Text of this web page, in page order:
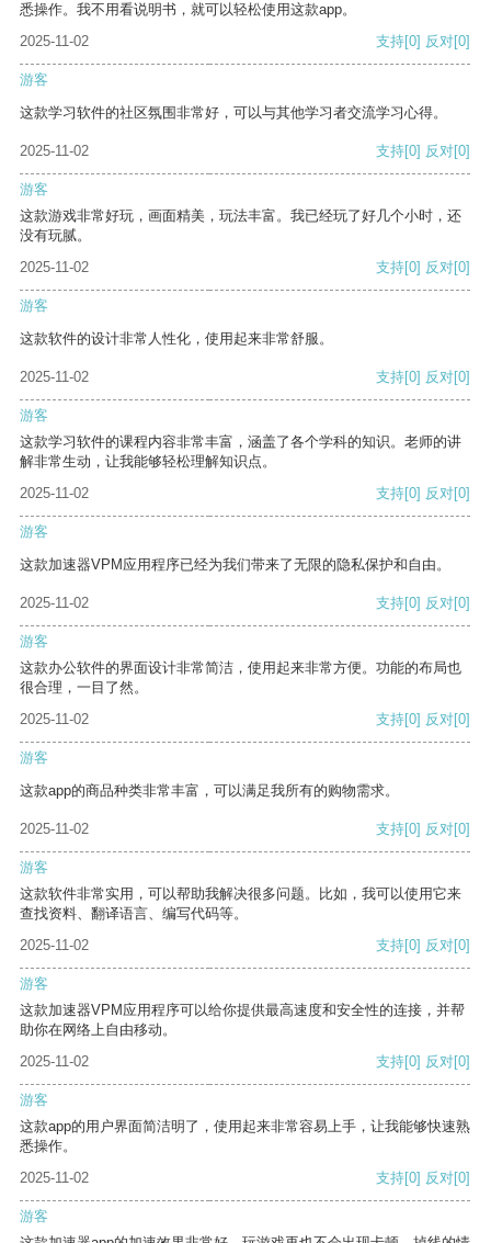
悉操作。我不用看说明书，就可以轻松使用这款app。
2025-11-02
支持[0] 反对[0]
游客
这款学习软件的社区氛围非常好，可以与其他学习者交流学习心得。
2025-11-02 支持[0] 反对[0]
游客
这款游戏非常好玩，画面精美，玩法丰富。我已经玩了好几个小时，还
没有玩腻。
2025-11-02
支持[0] 反对[0]
游客
这款软件的设计非常人性化，使用起来非常舒服。
2025-11-02 支持[0] 反对[0]
游客
这款学习软件的课程内容非常丰富，涵盖了各个学科的知识。老师的讲
解非常生动，让我能够轻松理解知识点。
2025-11-02
支持[0] 反对[0]
游客
这款加速器VPM应用程序已经为我们带来了无限的隐私保护和自由。
2025-11-02 支持[0] 反对[0]
游客
这款办公软件的界面设计非常简洁，使用起来非常方便。功能的布局也
很合理，一目了然。
2025-11-02
支持[0] 反对[0]
游客
这款app的商品种类非常丰富，可以满足我所有的购物需求。
2025-11-02 支持[0] 反对[0]
游客
这款软件非常实用，可以帮助我解决很多问题。比如，我可以使用它来
查找资料、翻译语言、编写代码等。
2025-11-02
支持[0] 反对[0]
游客
这款加速器VPM应用程序可以给你提供最高速度和安全性的连接，并帮
助你在网络上自由移动。
2025-11-02
支持[0] 反对[0]
游客
这款app的用户界面简洁明了，使用起来非常容易上手，让我能够快速熟
悉操作。
2025-11-02
支持[0] 反对[0]
游客